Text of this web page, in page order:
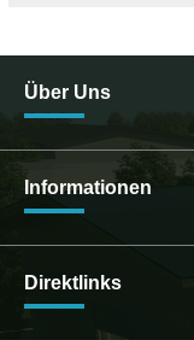
Über Uns
Informationen
Direktlinks